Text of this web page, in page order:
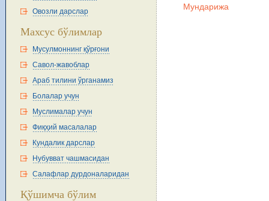
Овозли дарслар
Махсус бўлимлар
Мусулмоннинг қўрғони
Савол-жавоблар
Араб тилини ўрганамиз
Болалар учун
Муслималар учун
Фиқҳий масалалар
Кундалик дарслар
Нубувват чашмасидан
Салафлар дурдоналаридан
Қўшимча бўлим
Мундарижа